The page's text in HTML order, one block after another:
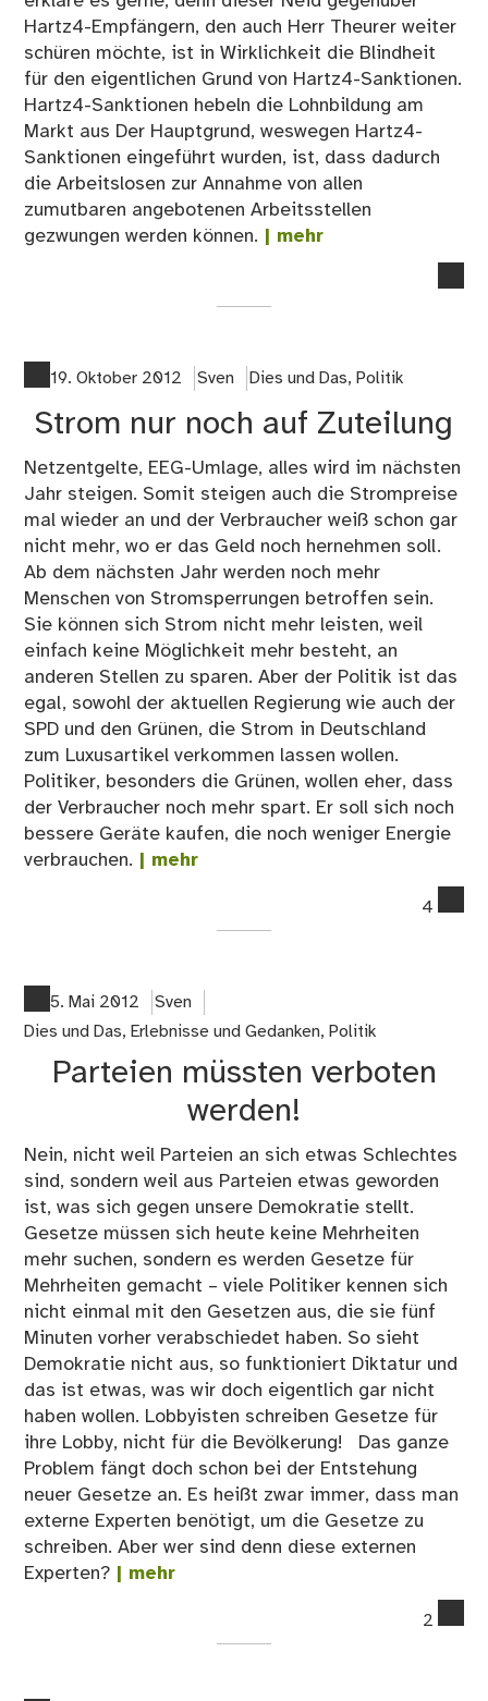
Hartz4-Empfängern, den auch Herr Theurer weiter
schüren möchte, ist in Wirklichkeit die Blindheit
für den eigentlichen Grund von Hartz4-Sanktionen.
Hartz4-Sanktionen hebeln die Lohnbildung am
Markt aus Der Hauptgrund, weswegen Hartz4-
Sanktionen eingeführt wurden, ist, dass dadurch
die Arbeitslosen zur Annahme von allen
zumutbaren angebotenen Arbeitsstellen
gezwungen werden können. | mehr
19. Oktober 2012 Sven Dies und Das, Politik
Strom nur noch auf Zuteilung
Netzentgelte, EEG-Umlage, alles wird im nächsten
Jahr steigen. Somit steigen auch die Strompreise
mal wieder an und der Verbraucher weiß schon gar
nicht mehr, wo er das Geld noch hernehmen soll.
Ab dem nächsten Jahr werden noch mehr
Menschen von Stromsperrungen betroffen sein.
Sie können sich Strom nicht mehr leisten, weil
einfach keine Möglichkeit mehr besteht, an
anderen Stellen zu sparen. Aber der Politik ist das
egal, sowohl der aktuellen Regierung wie auch der
SPD und den Grünen, die Strom in Deutschland
zum Luxusartikel verkommen lassen wollen.
Politiker, besonders die Grünen, wollen eher, dass
der Verbraucher noch mehr spart. Er soll sich noch
bessere Geräte kaufen, die noch weniger Energie
verbrauchen. | mehr
4
5. Mai 2012
Sven
Dies und Das, Erlebnisse und Gedanken, Politik
Parteien müssten verboten
werden!
Nein, nicht weil Parteien an sich etwas Schlechtes
sind, sondern weil aus Parteien etwas geworden
ist, was sich gegen unsere Demokratie stellt.
Gesetze müssen sich heute keine Mehrheiten
mehr suchen, sondern es werden Gesetze für
Mehrheiten gemacht – viele Politiker kennen sich
nicht einmal mit den Gesetzen aus, die sie fünf
Minuten vorher verabschiedet haben. So sieht
Demokratie nicht aus, so funktioniert Diktatur und
das ist etwas, was wir doch eigentlich gar nicht
haben wollen. Lobbyisten schreiben Gesetze für
ihre Lobby, nicht für die Bevölkerung! Das ganze
Problem fängt doch schon bei der Entstehung
neuer Gesetze an. Es heißt zwar immer, dass man
externe Experten benötigt, um die Gesetze zu
schreiben. Aber wer sind denn diese externen
Experten? | mehr
2